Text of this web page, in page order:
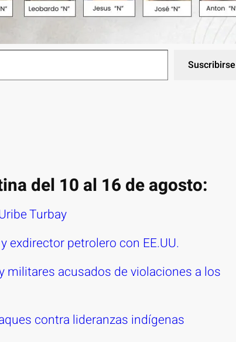
Suscribirse
del 10 al 16 de agosto:
Turbay
petrolero con EE.UU.
militares acusados de violaciones a los
contra lideranzas indígenas